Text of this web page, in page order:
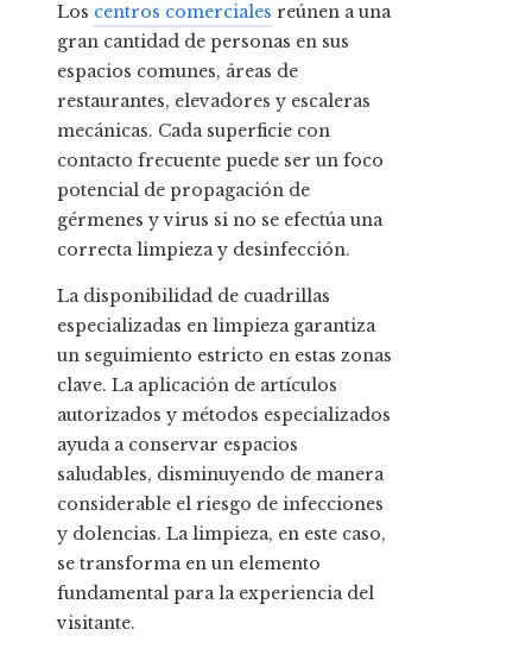
Los centros comerciales reúnen a una
gran cantidad de personas en sus
espacios comunes, áreas de
restaurantes, elevadores y escaleras
mecánicas. Cada superficie con
contacto frecuente puede ser un foco
potencial de propagación de
gérmenes y virus si no se efectúa una
correcta limpieza y desinfección.
La disponibilidad de cuadrillas
especializadas en limpieza garantiza
un seguimiento estricto en estas zonas
clave. La aplicación de artículos
autorizados y métodos especializados
ayuda a conservar espacios
saludables, disminuyendo de manera
considerable el riesgo de infecciones
y dolencias. La limpieza, en este caso,
se transforma en un elemento
fundamental para la experiencia del
visitante.